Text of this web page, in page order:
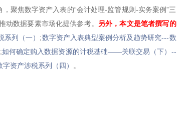
聚焦数字资产入表的“会计处理-监管规则-实务案例”三
数据要素市场化提供参考。
另外，本文是笔者撰写的
列（一） ;数字资产入表典型案例分析及趋势研究---数
;如何确定购入数据资源的计税基础——关联交易（下）--
资产涉税系列（四） 。